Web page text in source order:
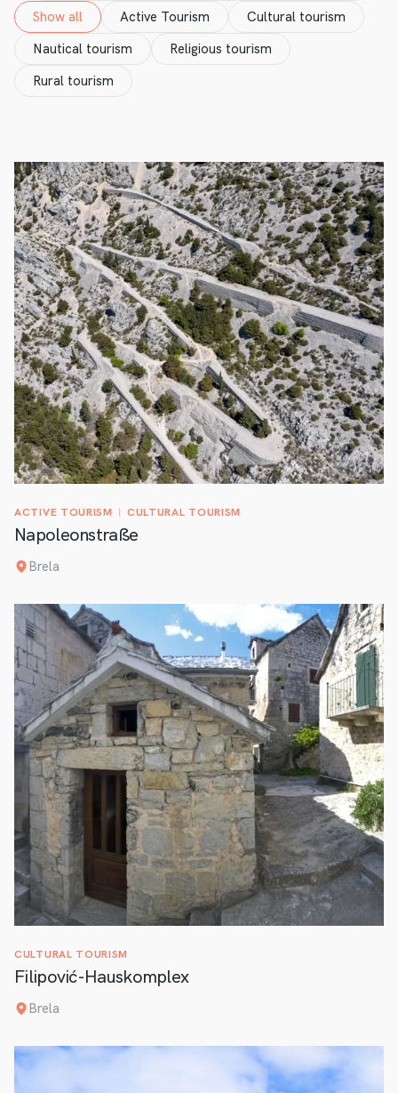
Show all Active Tourism
Cultural tourism
Nautical tourism
Religious tourism
Rural tourism
ACTIVE TOURISM CULTURAL TOURISM
Napoleonstraße
Brela
CULTURAL TOURISM
Filipović-Hauskomplex
Brela